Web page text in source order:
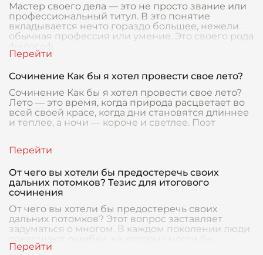
Мастер своего дела — это не просто звание или
профессиональный титул. В это понятие
вкладывается нечто гораздо большее, нежели
обычная профессия или умение. Это своего рода
Сочинение Как бы я хотел провести свое лето?
Сочинение Как бы я хотел провести свое лето?
Лето — это время, когда природа расцветает во
всей своей красе, когда дни становятся длиннее
и теплее, а ночи — короче и светлее. Поэт
От чего вы хотели бы предостеречь своих
дальних потомков? Тезис для итогового
сочинения
От чего вы хотели бы предостеречь своих
дальних потомков? Этот вопрос заставляет
задуматься о многом. В каждом поколении люди
совершают ошибки, на которых могли бы
научиться послед